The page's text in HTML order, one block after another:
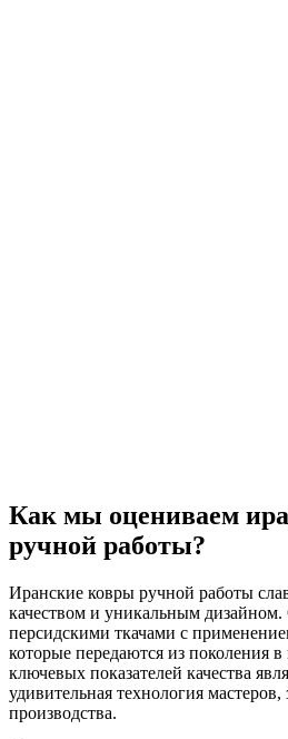
Как мы оцениваем
ручной работы?
Иранские ковры ручной работы
качеством и уникальным дизайном.
персидскими ткачами с
которые передаются из поколения
ключевых показателей качества
удивительная технология
производства.